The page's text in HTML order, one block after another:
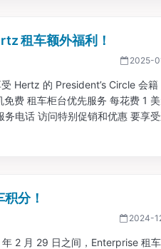
租车额外福利！
2025-
Hertz 的 President’s Circle 会籍
费 租车柜台优先服务 每花费 1
电话 访问特别促销和优惠 要享
分！
2024-
2 月 29 日之间，Enterprise 租